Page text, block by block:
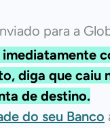
para a
diga que caiu
de destino.
do seu Banco